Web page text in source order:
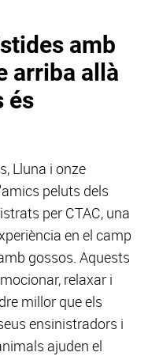
amb
arriba allà
és
Lluna i onze
peluts dels
per CTAC, una
en el camp
gossos. Aquests
relaxar i
millor que els
ensinistradors i
ajuden el